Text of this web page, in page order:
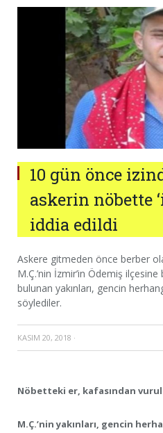
10 gün önce
askerin nöbette
iddia edildi
Askere gitmeden önce berber
M.Ç.’nin İzmir’in Ödemiş
bulunan yakınları, gencin
söylediler.
KASIM 20, 2018 ·
Nöbetteki er, kafasından
M.Ç.’nin yakınları, gencin